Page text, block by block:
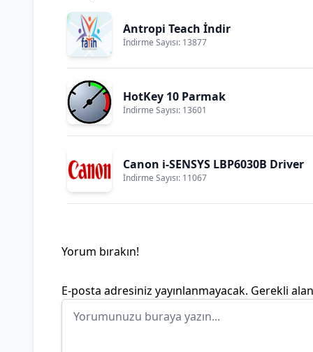
Antropi Teach İndir
İndirme Sayısı: 13877
HotKey 10 Parmak
İndirme Sayısı: 13601
Canon i-SENSYS LBP6030B Driver
İndirme Sayısı: 11067
Yorum bırakın!
E-posta adresiniz yayınlanmayacak. Gerekli